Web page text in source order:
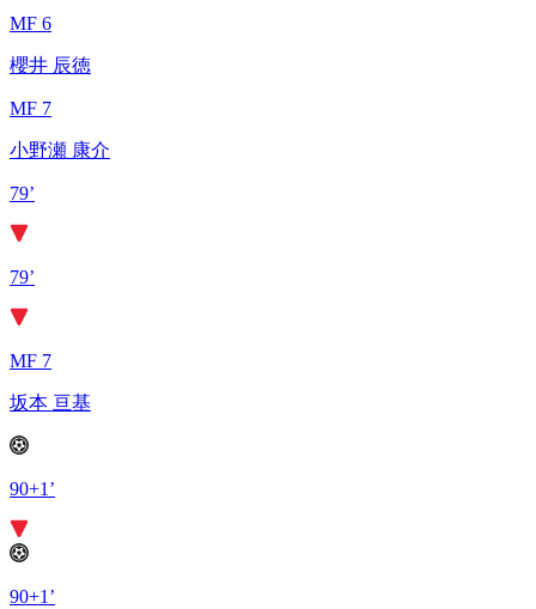
MF 6
櫻井 辰徳
MF 7
小野瀬 康介
79’
79’
MF 7
坂本 亘基
90+1’
90+1’